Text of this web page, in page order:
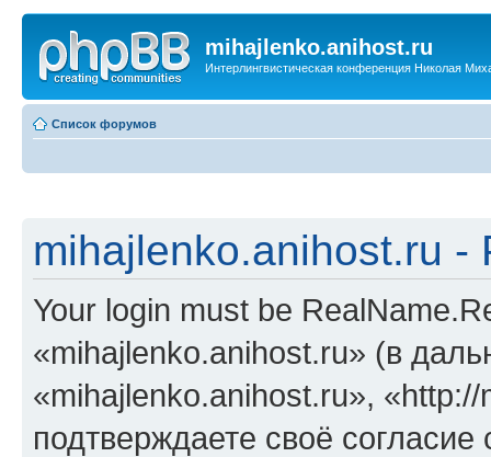
mihajlenko.anihost.ru
Интерлингвистическая конференция Николая
Список форумов
mihajlenko.anihost.ru -
Your login must be
«mihajlenko.anihost.ru» (в
«mihajlenko.anihost.ru»,
подтверждаете своё